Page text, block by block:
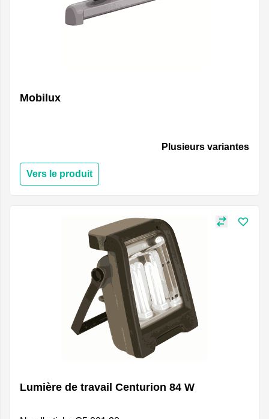
Mobilux
Plusieurs variantes
Vers le produit
Lumière de travail Centurion 84 W